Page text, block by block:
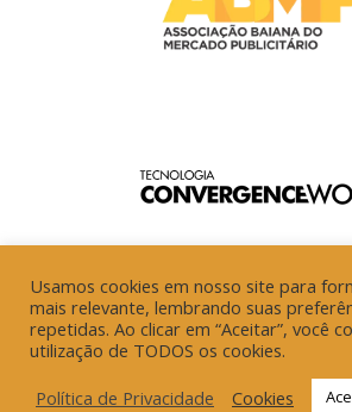
Usamos cookies em nosso site para
mais relevante, lembrando suas
repetidas. Ao clicar em “Aceitar”, você
utilização de TODOS os cookies.
Política de Privacidade
Cookies